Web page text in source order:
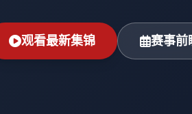
观看最新集锦 赛事前